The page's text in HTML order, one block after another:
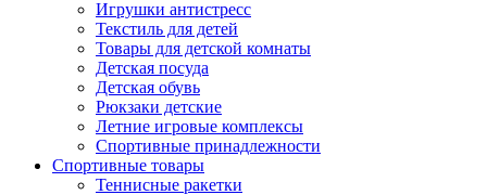
Игрушки антистресс
Текстиль для детей
Товары для детской комнаты
Детская посуда
Детская обувь
Рюкзаки детские
Летние игровые комплексы
Спортивные принадлежности
Спортивные товары
Теннисные ракетки